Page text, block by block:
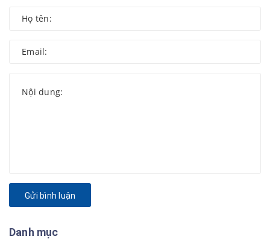
Gửi bình luận
Danh mục